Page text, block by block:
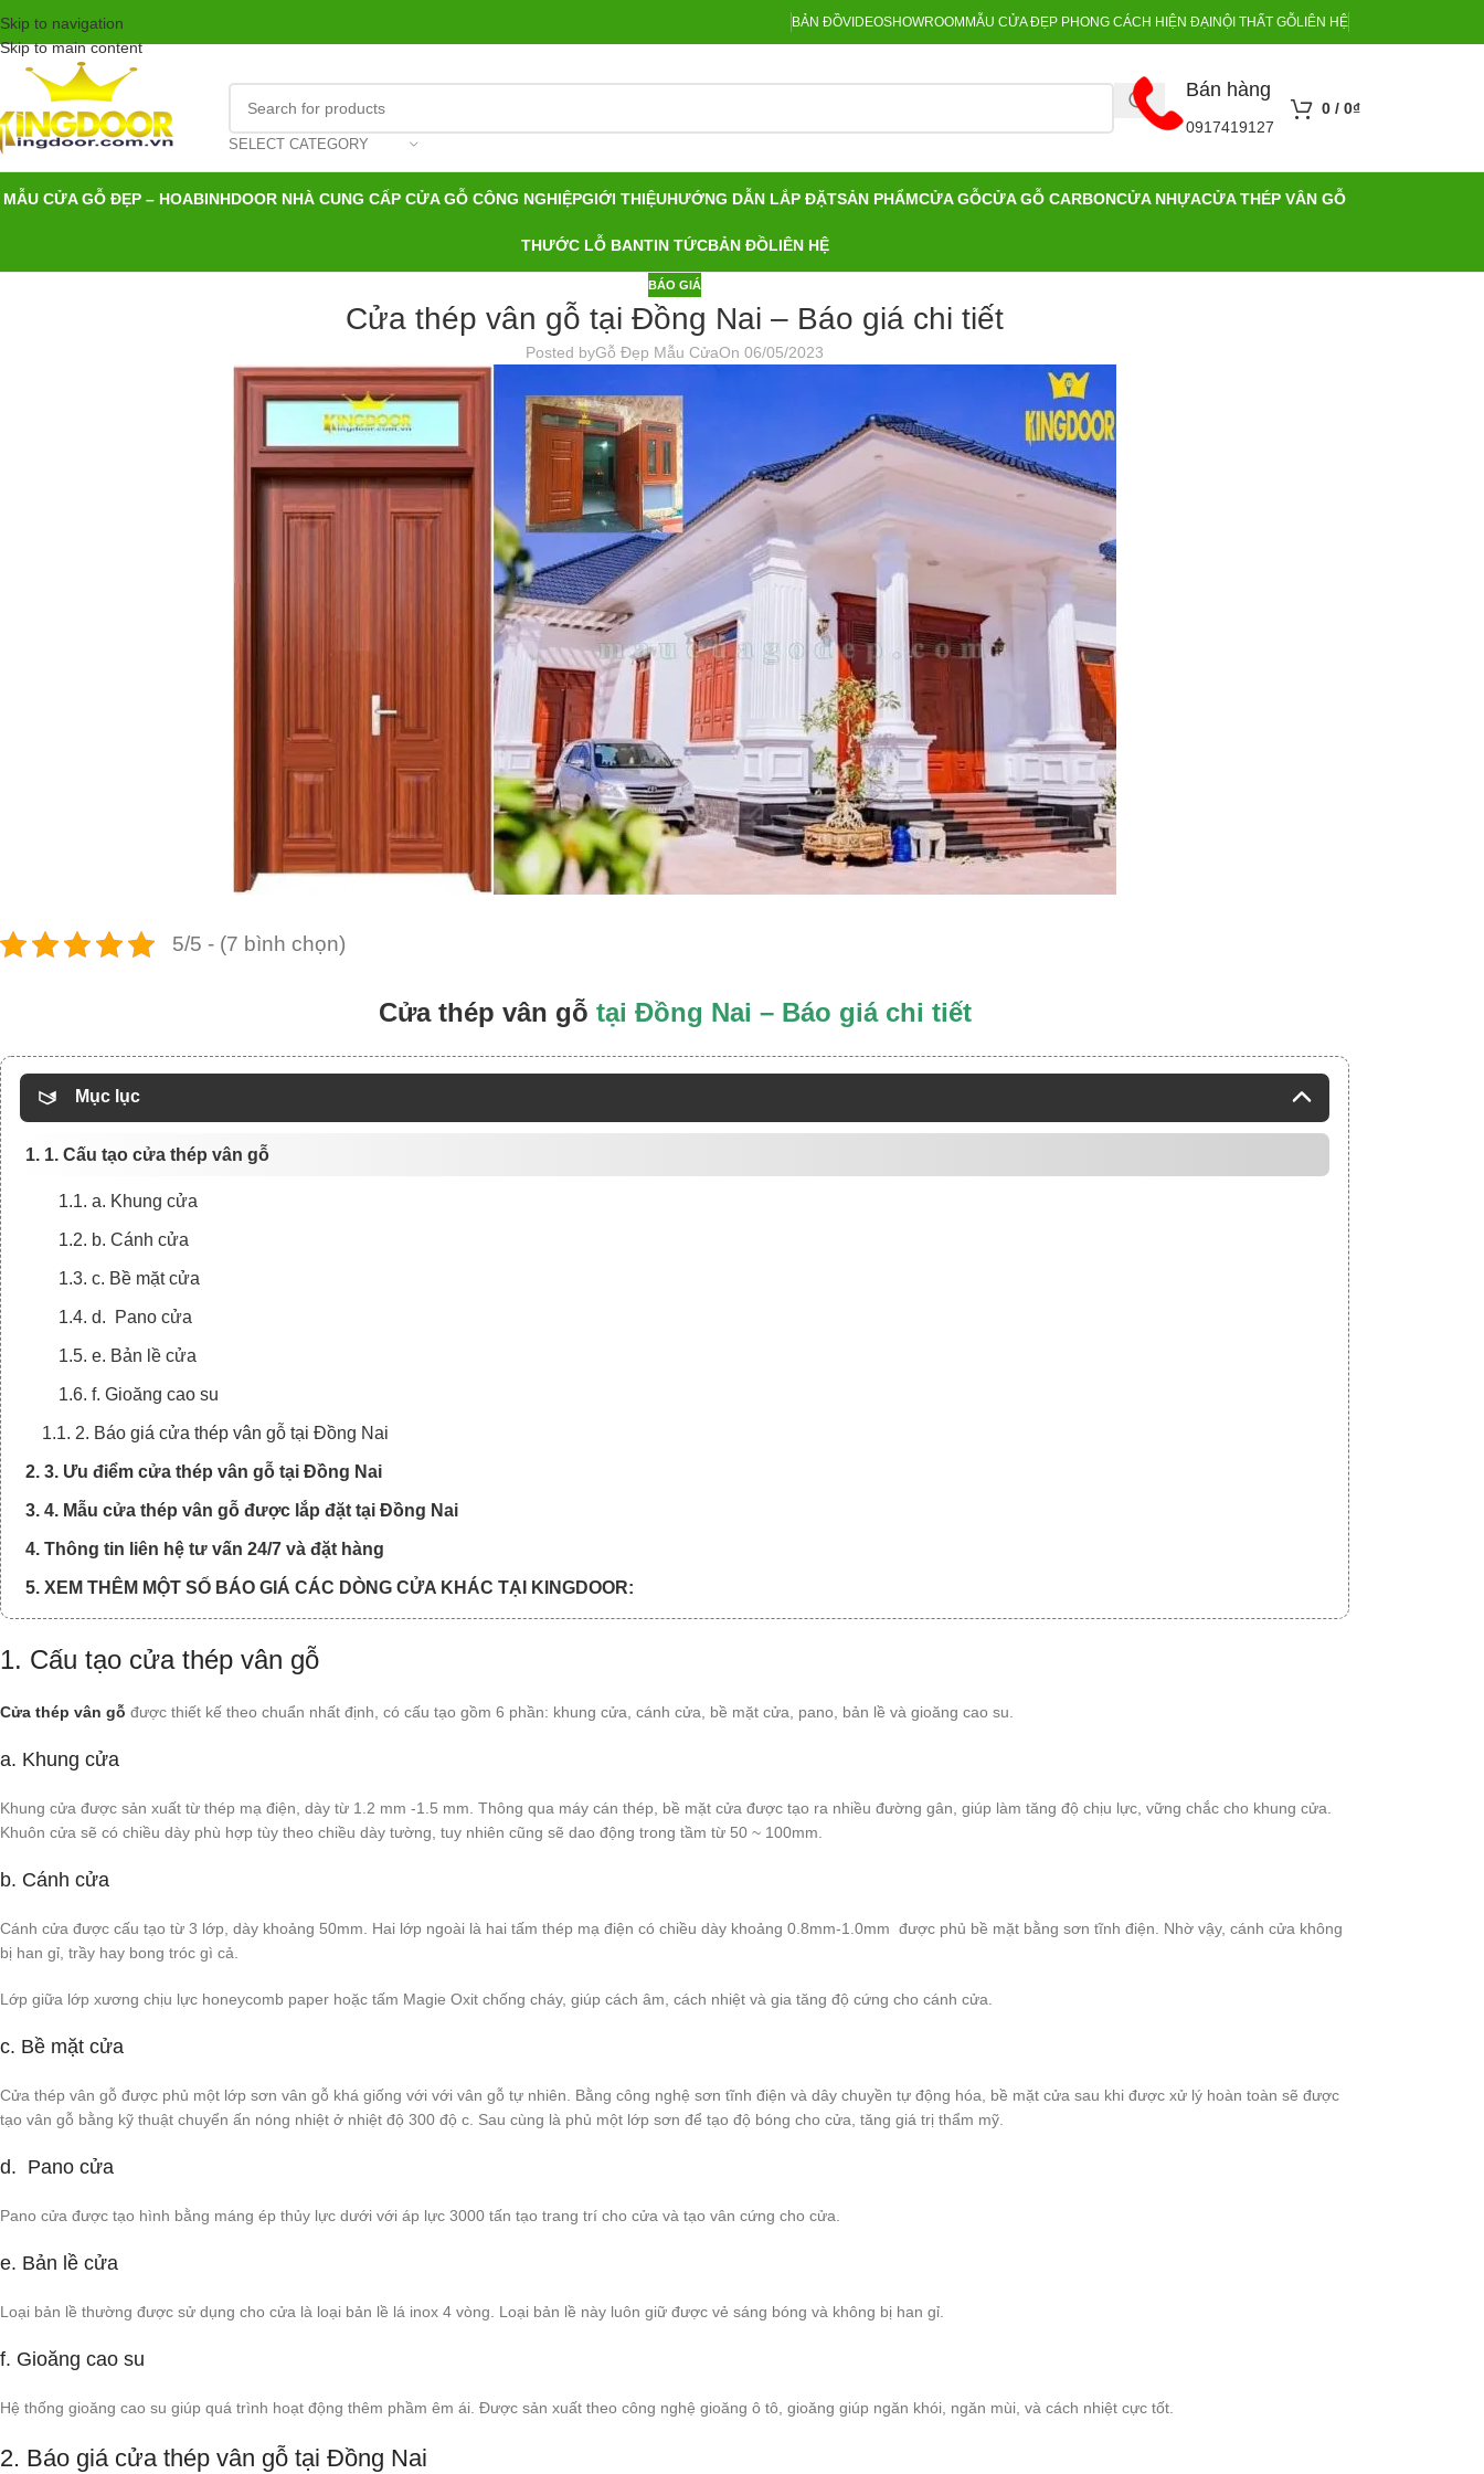
Skip to navigation
Skip to main content
BẢN ĐỒVIDEOSHOWROOM MẪU CỬA ĐẸP PHONG CÁCH HIỆN ĐẠI NỘI THẤT GỖLIÊN HỆ
SELECT CATEGORY
Bán hàng
0917419127
0 / 0₫
MẪU CỬA GỖ ĐẸP – HOABINHDOOR NHÀ CUNG CẤP CỬA GỖ CÔNG NGHIỆPGIỚI THIỆUHƯỚNG DẪN LẮP ĐẶTSẢN PHẨMCỬA GỖCỬA GỖ CARBONCỬA NHỰACỬA THÉP VÂN GỖ
THƯỚC LỖ BANTIN TỨCBẢN ĐỒLIÊN HỆ
BÁO GIÁ
Cửa thép vân gỗ tại Đồng Nai – Báo giá chi tiết
Posted byGỗ Đẹp Mẫu CửaOn 06/05/2023
5/5 - (7 bình chọn)
Cửa thép vân gỗ tại Đồng Nai – Báo giá chi tiết
Mục lục
1. 1. Cấu tạo cửa thép vân gỗ
1.1. a. Khung cửa
1.2. b. Cánh cửa
1.3. c. Bề mặt cửa
1.4. d. Pano cửa
1.5. e. Bản lề cửa
1.6. f. Gioăng cao su
1.1. 2. Báo giá cửa thép vân gỗ tại Đồng Nai
2. 3. Ưu điểm cửa thép vân gỗ tại Đồng Nai
3. 4. Mẫu cửa thép vân gỗ được lắp đặt tại Đồng Nai
4. Thông tin liên hệ tư vấn 24/7 và đặt hàng
5. XEM THÊM MỘT SỐ BÁO GIÁ CÁC DÒNG CỬA KHÁC TẠI KINGDOOR:
1. Cấu tạo cửa thép vân gỗ
Cửa thép vân gỗ được thiết kế theo chuẩn nhất định, có cấu tạo gồm 6 phần: khung cửa, cánh cửa, bề mặt cửa, pano, bản lề và gioăng cao su.
a. Khung cửa
Khung cửa được sản xuất từ thép mạ điện, dày từ 1.2 mm -1.5 mm. Thông qua máy cán thép, bề mặt cửa được tạo ra nhiều đường gân, giúp làm tăng độ chịu lực, vững chắc cho khung cửa.
Khuôn cửa sẽ có chiều dày phù hợp tùy theo chiều dày tường, tuy nhiên cũng sẽ dao động trong tầm từ 50 ~ 100mm.
b. Cánh cửa
Cánh cửa được cấu tạo từ 3 lớp, dày khoảng 50mm. Hai lớp ngoài là hai tấm thép mạ điện có chiều dày khoảng 0.8mm-1.0mm được phủ bề mặt bằng sơn tĩnh điện. Nhờ vậy, cánh cửa không
bị han gỉ, trầy hay bong tróc gì cả.
Lớp giữa lớp xương chịu lực honeycomb paper hoặc tấm Magie Oxit chống cháy, giúp cách âm, cách nhiệt và gia tăng độ cứng cho cánh cửa.
c. Bề mặt cửa
Cửa thép vân gỗ được phủ một lớp sơn vân gỗ khá giống với với vân gỗ tự nhiên. Bằng công nghệ sơn tĩnh điện và dây chuyền tự động hóa, bề mặt cửa sau khi được xử lý hoàn toàn sẽ được
tạo vân gỗ bằng kỹ thuật chuyển ấn nóng nhiệt ở nhiệt độ 300 độ c. Sau cùng là phủ một lớp sơn để tạo độ bóng cho cửa, tăng giá trị thẩm mỹ.
d. Pano cửa
Pano cửa được tạo hình bằng máng ép thủy lực dưới với áp lực 3000 tấn tạo trang trí cho cửa và tạo vân cứng cho cửa.
e. Bản lề cửa
Loại bản lề thường được sử dụng cho cửa là loại bản lề lá inox 4 vòng. Loại bản lề này luôn giữ được vẻ sáng bóng và không bị han gỉ.
f. Gioăng cao su
Hệ thống gioăng cao su giúp quá trình hoạt động thêm phầm êm ái. Được sản xuất theo công nghệ gioăng ô tô, gioăng giúp ngăn khói, ngăn mùi, và cách nhiệt cực tốt.
2. Báo giá cửa thép vân gỗ tại Đồng Nai